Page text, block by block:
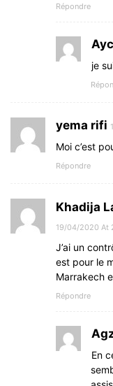
Répondre
je
yema rifi
Moi c’est
Répondre
Khadija
19/04/2020 At
J’ai un
est pour le
Marrakech
Répondre
En